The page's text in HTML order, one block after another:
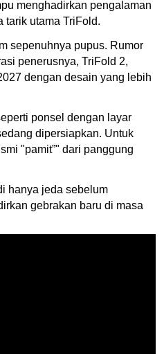
menghadirkan pengalaman
tarik utama TriFold.
sepenuhnya pupus. Rumor
penerusnya, TriFold 2,
dengan desain yang lebih
ponsel dengan layar
dipersiapkan. Untuk
"pamit”" dari panggung
hanya jeda sebelum
gebrakan baru di masa